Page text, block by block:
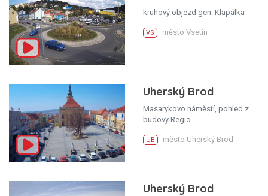
kruhový objezd gen. Klapálka
VS město Vsetín
Uherský Brod
Masarykovo náměstí, pohled z
budovy Regio
UB město Uherský Brod
Uherský Brod